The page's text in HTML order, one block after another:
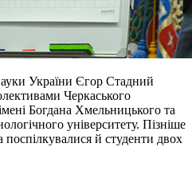
України Єгор Стадний
Черкаського
Богдана Хмельницького та
університету. Пізніше
поспілкувалися й студенти двох